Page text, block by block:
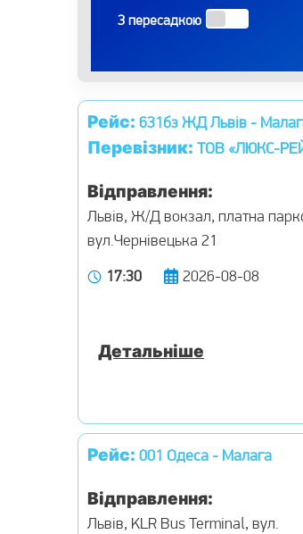
З пересадкою
Рейс: 631бз ЖД Львів -
Перевізник: ТОВ «ЛЮКС-
Відправлення:
Львів, Ж/Д вокзал, платна
вул.Чернівецька 21
17:30 2026-08-08
Детальніше
Рейс: 001 Одеса - Малага
Відправлення:
Львів, KLR Bus Terminal, вул.